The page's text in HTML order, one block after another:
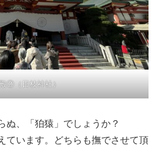
②（日枝神社）
ぬ、「狛猿」でしょうか？
ています。どちらも撫でさせて頂